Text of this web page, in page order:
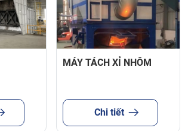
MÁY TÁCH XỈ NHÔM
Chi tiết